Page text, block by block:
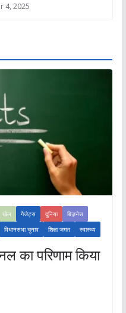
4, 2025
खेल गैजेट्स दुनिया
बिज़नेस
विधानसभा चुनाव शिक्षा जगत स्वास्थ्य
का परिणाम किया